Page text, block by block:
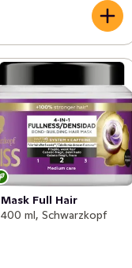
Mask Full Hair
400 ml, Schwarzkopf